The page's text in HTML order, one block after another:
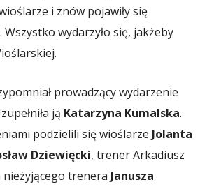
i znów pojawiły się
Wszystko wydarzyło się, jakżeby
prowadzący wydarzenie
ją Katarzyna Kumalska.
podzielili się wioślarze Jolanta
Dziewięcki, trener Arkadiusz
trenera Janusza